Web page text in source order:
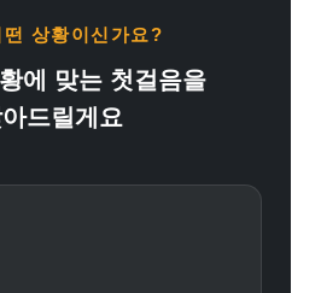
떤 상황이신가요?
에 맞는 첫걸음을
드릴게요